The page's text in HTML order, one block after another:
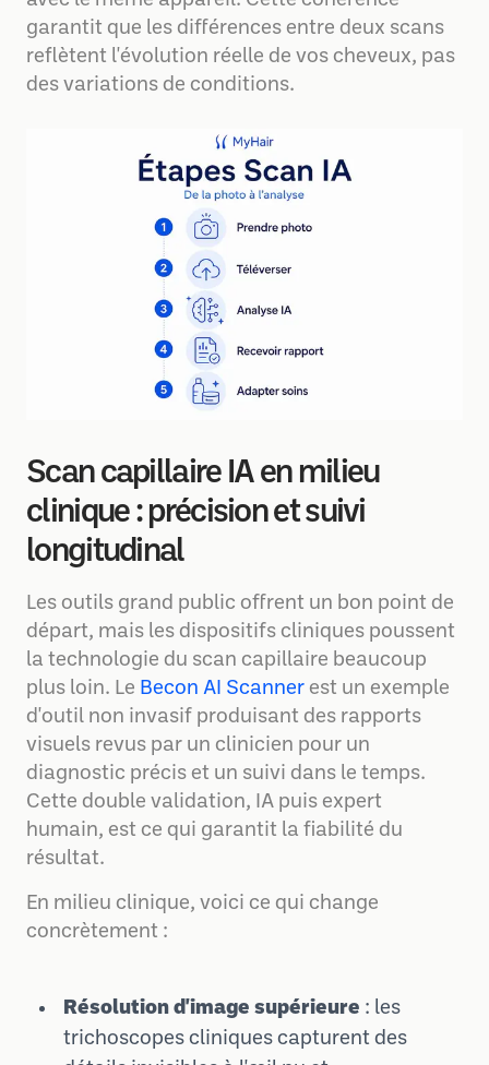
garantit que les différences entre deux scans
reflètent l'évolution réelle de vos cheveux, pas
des variations de conditions.
Scan capillaire IA en milieu
clinique : précision et suivi
longitudinal
Les outils grand public offrent un bon point de
départ, mais les dispositifs cliniques poussent
la technologie du scan capillaire beaucoup
plus loin. Le Becon AI Scanner est un exemple
d'outil non invasif produisant des rapports
visuels revus par un clinicien pour un
diagnostic précis et un suivi dans le temps.
Cette double validation, IA puis expert
humain, est ce qui garantit la fiabilité du
résultat.
En milieu clinique, voici ce qui change
concrètement :
Résolution d'image supérieure : les
trichoscopes cliniques capturent des